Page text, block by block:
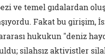
ve temel gıdalardan
Fakat bu girişim,
hukukun "deniz
silahsız aktivistler